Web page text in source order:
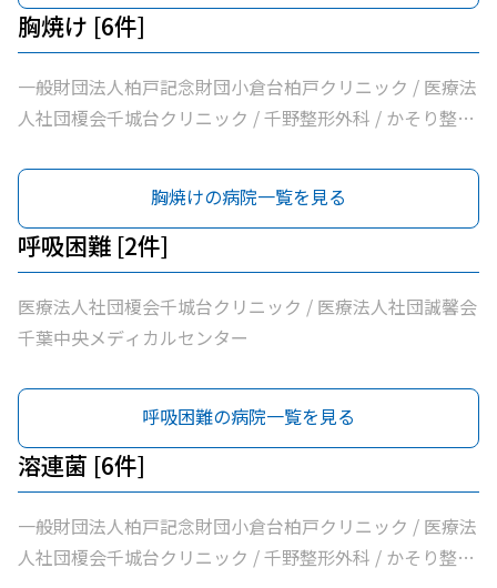
胸焼け [6件]
一般財団法人柏戸記念財団小倉台柏戸クリニック / 医療法
人社団榎会千城台クリニック / 千野整形外科 / かそり整形
千葉市桜木園
胸焼けの病院一覧を見る
呼吸困難 [2件]
医療法人社団榎会千城台クリニック / 医療法人社団誠馨会
千葉中央メディカルセンター
呼吸困難の病院一覧を見る
溶連菌 [6件]
一般財団法人柏戸記念財団小倉台柏戸クリニック / 医療法
人社団榎会千城台クリニック / 千野整形外科 / かそり整形